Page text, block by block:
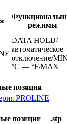
режимы
DATA HOLD/
автоматическое
отключение/
°C — °F/MAX
позиции
PROLINE
позиции
.stp